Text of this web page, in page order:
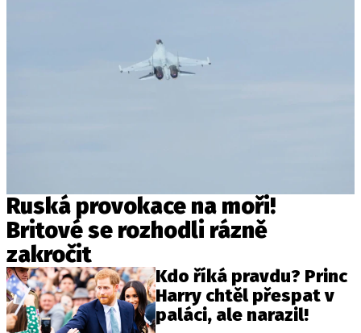
Ruská provokace na moři!
Britové se rozhodli rázně
zakročit
Kdo říká pravdu? Princ
Harry chtěl přespat v
paláci, ale narazil!